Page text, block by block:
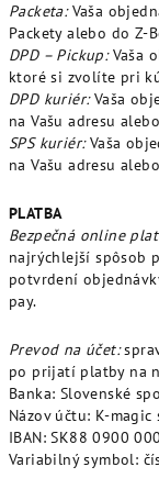
Packeta:Vaša
Packety alebo do
DPD – Pickup:Vaša
ktoré si zvolíte pri
DPD kuriér:Vaša
na Vašu adresu
SPS kuriér:Vaša
na Vašu adresu
PLATBA
Bezpečná online
najrýchlejší spôsob
potvrdení
pay.
Prevod na účet:
po prijatí platby na
Banka: Slovenské
Názov účtu: K-magic
IBAN: SK88 0900
Variabilný symbol: